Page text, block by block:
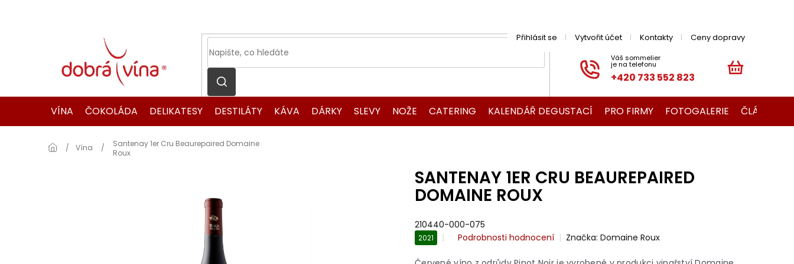
+420 733 552 823
Přihlásit se Vytvořit účet Kontakty Ceny dopravy
KOŠÍK
VÍNA
ČOKOLÁDA DELIKATESY DESTILÁTY KÁVA DÁRKY SLEVY NOŽE CATERING KALENDÁŘ DEGUSTACÍ PRO FIRMY FOTOGALERIE ČLÁNKY O
Domů
Vína
Santenay 1er Cru Beaurepaired Domaine
Roux
SANTENAY 1ER CRU BEAUREPAIRED
DOMAINE ROUX
210440-000-075
2021
Průměrné
produktu
Podrobnosti hodnocení Značka: Domaine Roux